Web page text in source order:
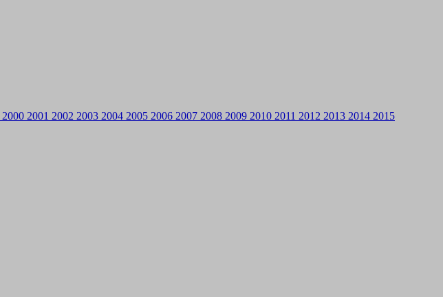
2000 2001 2002 2003 2004 2005 2006 2007 2008 2009 2010 2011 2012 2013 2014 2015